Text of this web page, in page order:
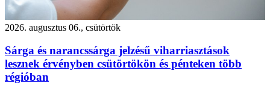
2026. augusztus 06., csütörtök
Sárga és narancssárga jelzésű viharriasztások
lesznek érvényben csütörtökön és pénteken több
régióban